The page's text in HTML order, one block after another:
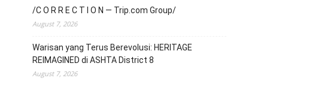
/C O R R E C T I O N — Trip.com Group/
August 7, 2026
Warisan yang Terus Berevolusi: HERITAGE
REIMAGINED di ASHTA District 8
August 7, 2026